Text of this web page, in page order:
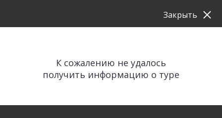
К сожалению не удалось
получить информацию о туре
Закрыть